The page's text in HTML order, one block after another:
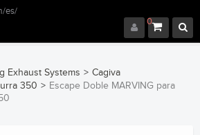
0
Exhaust Systems > Cagiva
350 > Escape Doble MARVING para